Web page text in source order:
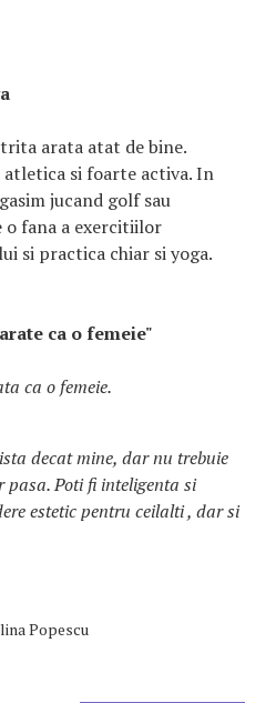
arata atat de bine.
atletica si foarte activa. In
jucand golf sau
o fana a exercitiilor
si practica chiar si yoga.
ca o femeie"
ca o femeie.
decat mine, dar nu trebuie
Poti fi inteligenta si
estetic pentru ceilalti , dar si
Popescu